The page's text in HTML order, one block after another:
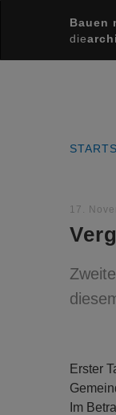
Bauen
die
17.
Erster
Im